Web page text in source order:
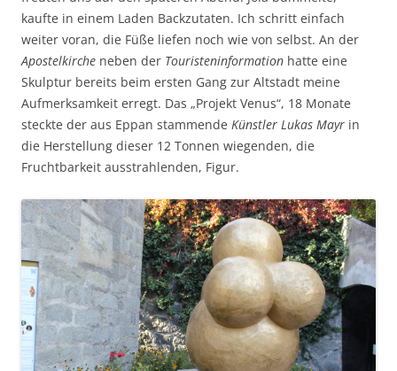
kaufte in einem Laden Backzutaten. Ich schritt einfach
weiter voran, die Füße liefen noch wie von selbst. An der
Apostelkirche neben der Touristeninformation hatte eine
Skulptur bereits beim ersten Gang zur Altstadt meine
Aufmerksamkeit erregt. Das „Projekt Venus“, 18 Monate
steckte der aus Eppan stammende Künstler Lukas Mayr in
die Herstellung dieser 12 Tonnen wiegenden, die
Fruchtbarkeit ausstrahlenden, Figur.